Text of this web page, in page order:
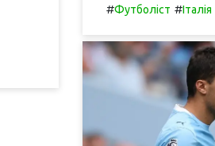
#Футболіст #Італія